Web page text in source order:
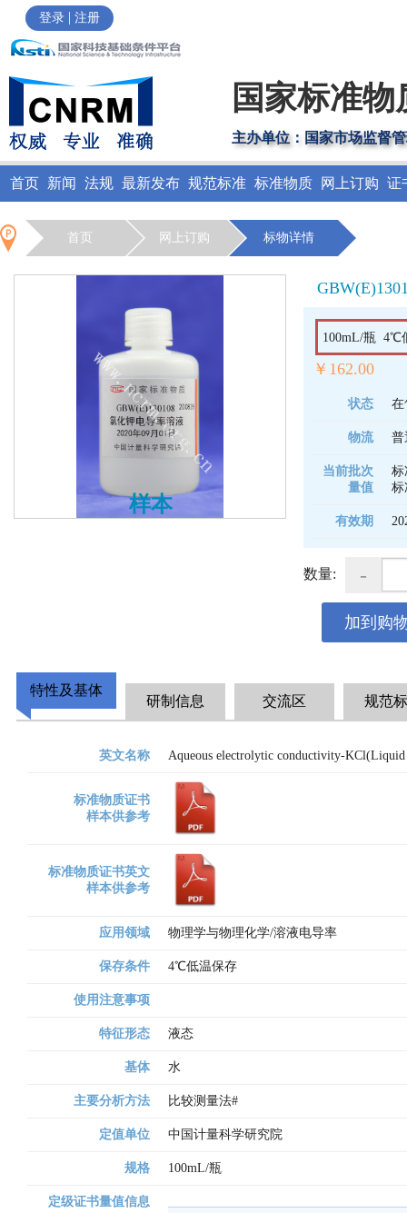
登录 | 注册
国家标准
主办单位：国家市场监督
首页 新闻 法规 最新发布 规范标准 标准物质 网上订购 证
首页 网上订购 标物详情
样本
100mL/瓶 4℃
￥162.00
状态 在
物流 普
当前批次
量值
标
标
有效期
数量: -
加到购
特性及基体
研制信息 交流区 规范
英文名称 Aqueous electrolytic conductivity-
标准物质证书
样本供参考
标准物质证书英文
样本供参考
应用领域 物理学与物理化学/溶液电导率
保存条件 4℃低温保存
使用注意事项
特征形态 液态
基体 水
主要分析方法 比较测量法#
定值单位 中国计量科学研究院
规格 100mL/瓶
定级证书量值信息